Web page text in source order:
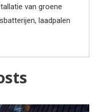
van groene
laadpalen